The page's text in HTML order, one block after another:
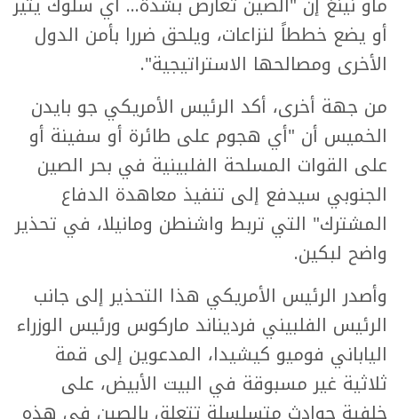
أو يضع خططاً لنزاعات، ويلحق ضررا بأمن الدول
الأخرى ومصالحها الاستراتيجية".
من جهة أخرى، أكد الرئيس الأمريكي جو بايدن
الخميس أن "أي هجوم على طائرة أو سفينة أو
على القوات المسلحة الفلبينية في بحر الصين
الجنوبي سيدفع إلى تنفيذ معاهدة الدفاع
المشترك" التي تربط واشنطن ومانيلا، في تحذير
واضح لبكين.
وأصدر الرئيس الأمريكي هذا التحذير إلى جانب
الرئيس الفلبيني فرديناند ماركوس ورئيس الوزراء
الياباني فوميو كيشيدا، المدعوين إلى قمة
ثلاثية غير مسبوقة في البيت الأبيض، على